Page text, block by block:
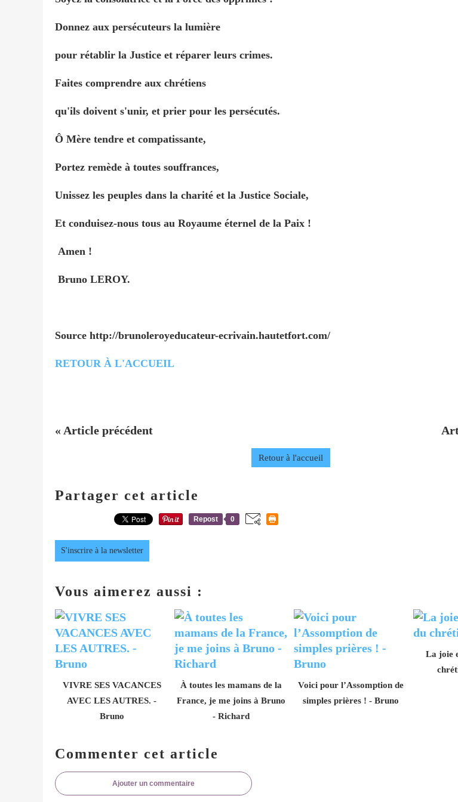
Donnez aux persécuteurs la lumière
pour rétablir la Justice et réparer leurs crimes.
Faites comprendre aux chrétiens
qu'ils doivent s'unir, et prier pour les persécutés.
Ô Mère tendre et compatissante,
Portez remède à toutes souffrances,
Unissez les peuples dans la charité et la Justice Sociale,
Et conduisez-nous tous au Royaume éternel de la Paix !
Amen !
Bruno LEROY.
Source http://brunoleroyeducateur-ecrivain.hautetfort.com/
RETOUR À L'ACCUEIL
« Article précédent
Retour à l'accueil
Partager cet article
Repost 0
S'inscrire à la newsletter
Vous aimerez aussi :
VIVRE SES VACANCES
AVEC LES AUTRES. -
Bruno
À toutes les mamans de la
France, je me joins à Bruno
- Richard
Voici pour l’Assomption de
simples prières ! - Bruno
La joie
Commenter cet article
Ajouter un commentaire